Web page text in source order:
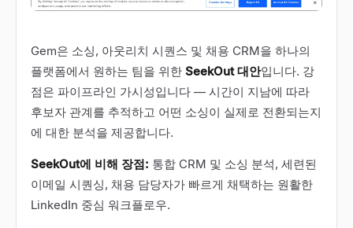
Gem은 소싱, 아웃리치 시퀀스 및 채용 CRM을 하나의
플랫폼에서 원하는 팀을 위한 SeekOut 대안입니다. 강
점은 파이프라인 가시성입니다 — 시간이 지남에 따라
후보자 관계를 추적하고 어떤 소싱이 실제로 전환되는지
에 대한 분석을 제공합니다.
SeekOut에 비해 장점: 통합 CRM 및 소싱 분석, 세련된
이메일 시퀀싱, 채용 담당자가 빠르게 채택하는 원활한
LinkedIn 중심 워크플로우.